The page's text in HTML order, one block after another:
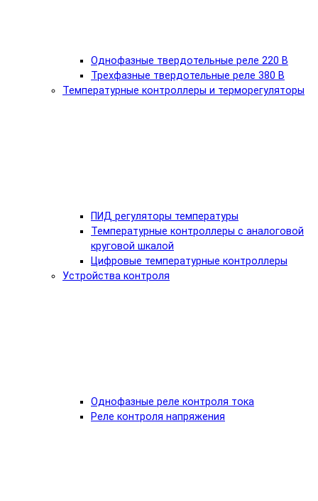
Однофазные твердотельные реле 220 В
Трехфазные твердотельные реле 380 В
Температурные контроллеры и терморегуляторы
ПИД регуляторы температуры
Температурные контроллеры с аналоговой
круговой шкалой
Цифровые температурные контроллеры
Устройства контроля
Однофазные реле контроля тока
Реле контроля напряжения